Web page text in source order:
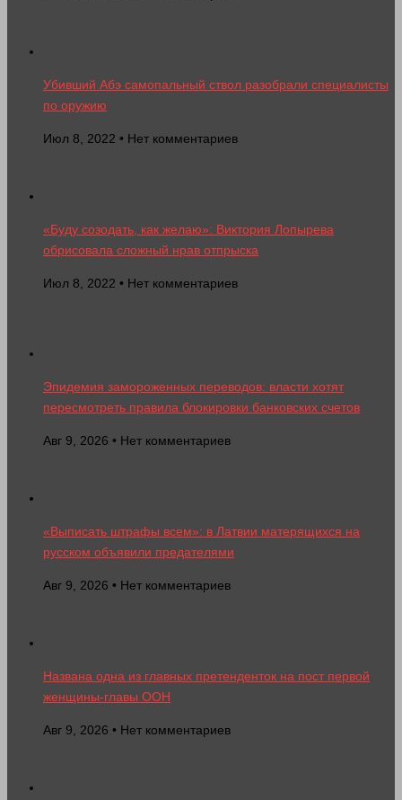
Убивший Абэ самопальный ствол разобрали специалисты
по оружию
Июл 8, 2022 • Нет комментариев
«Буду созодать, как желаю»: Виктория Лопырева
обрисовала сложный нрав отпрыска
Июл 8, 2022 • Нет комментариев
Эпидемия замороженных переводов: власти хотят
пересмотреть правила блокировки банковских счетов
Авг 9, 2026 • Нет комментариев
«Выписать штрафы всем»: в Латвии матерящихся на
русском объявили предателями
Авг 9, 2026 • Нет комментариев
Названа одна из главных претенденток на пост первой
женщины-главы ООН
Авг 9, 2026 • Нет комментариев